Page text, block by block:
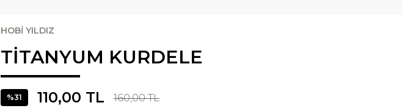
HOBİ YILDIZ
TİTANYUM KURDELE
%31 110,00 TL 160,00 TL